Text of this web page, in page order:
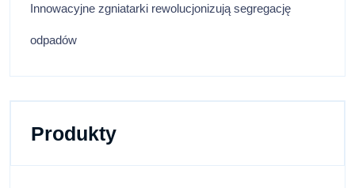
Innowacyjne zgniatarki rewolucjonizują segregację
odpadów
Produkty